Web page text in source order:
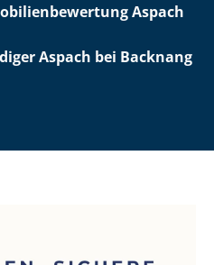
Aspach
Aspach bei Backnang